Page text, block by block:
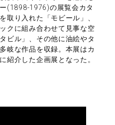
(1898-1976)の展覧会カタ
取り入れた「モビール」、
クに組み合わせて見事な空
ビル」、その他に油絵やタ
岐な作品を収録。本展はカ
紹介した企画展となった。